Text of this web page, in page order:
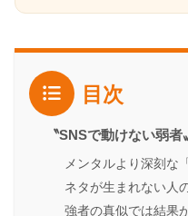
目次
〝SNSで動けない弱
メンタルより深刻な
ネタが生まれない人
強者の真似では結果